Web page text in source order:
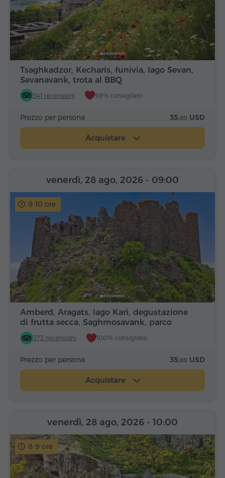
Tsaghkadzor, Kecharis, funivia, lago Sevan,
Sevanavank, trota al BBQ
541 recensioni 98% consigliato
Prezzo per persona 35.80 USD
Acquistare
9-10 ore
Amberd, Aragats, lago Kari, degustazione
di frutta secca, Saghmosavank, parco
Alfabeto
373 recensioni 100% consigliato
venerdì, 28 ago, 2026 - 09:00
Prezzo per persona 35.80 USD
Acquistare
8-9 ore
venerdì, 28 ago, 2026 - 10:00